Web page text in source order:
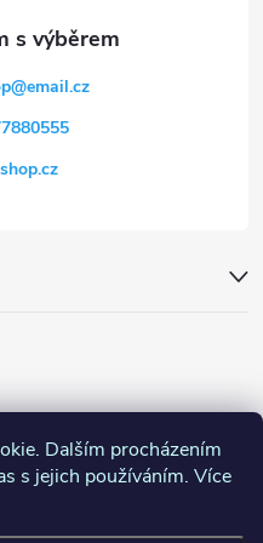
Dalším procházením
s jejich používáním. Více
@email.cz